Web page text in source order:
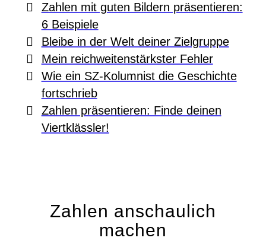
Zahlen mit guten Bildern präsentieren:
6 Beispiele
Bleibe in der Welt deiner Zielgruppe
Mein reichweitenstärkster Fehler
Wie ein SZ-Kolumnist die Geschichte
fortschrieb
Zahlen präsentieren: Finde deinen
Viertklässler!
Zahlen anschaulich
machen